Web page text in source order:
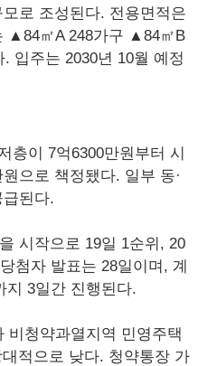
로 조성된다. 전용면적은
▲84㎡A 248가구 ▲84㎡B
입주는 2030년 10월 예정
층이 7억6300만원부터 시
으로 책정됐다. 일부 동·
된다.
시작으로 19일 1순위, 20
첨자 발표는 28일이며, 계
지 3일간 진행된다.
비청약과열지역 민영주택
적으로 낮다. 청약통장 가